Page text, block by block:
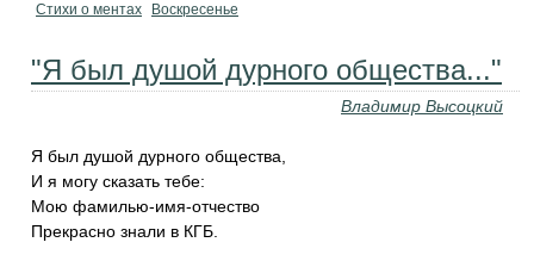
Стихи о ментах
Воскресенье
"Я был душой дурного общества..."
Владимир Высоцкий
Я был душой дурного общества,
И я могу сказать тебе:
Мою фамилью-имя-отчество
Прекрасно знали в КГБ.